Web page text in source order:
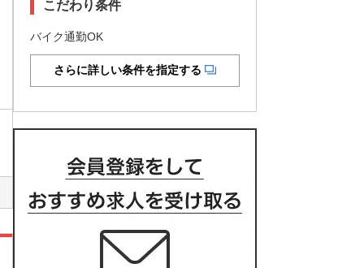
こだわり条件
バイク通勤OK
さらに詳しい条件を指定する